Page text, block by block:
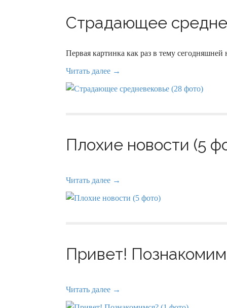
Страдающее
Первая картинка как раз в тему
Читать далее →
Плохие новости (5
Читать далее →
Привет!
Читать далее →